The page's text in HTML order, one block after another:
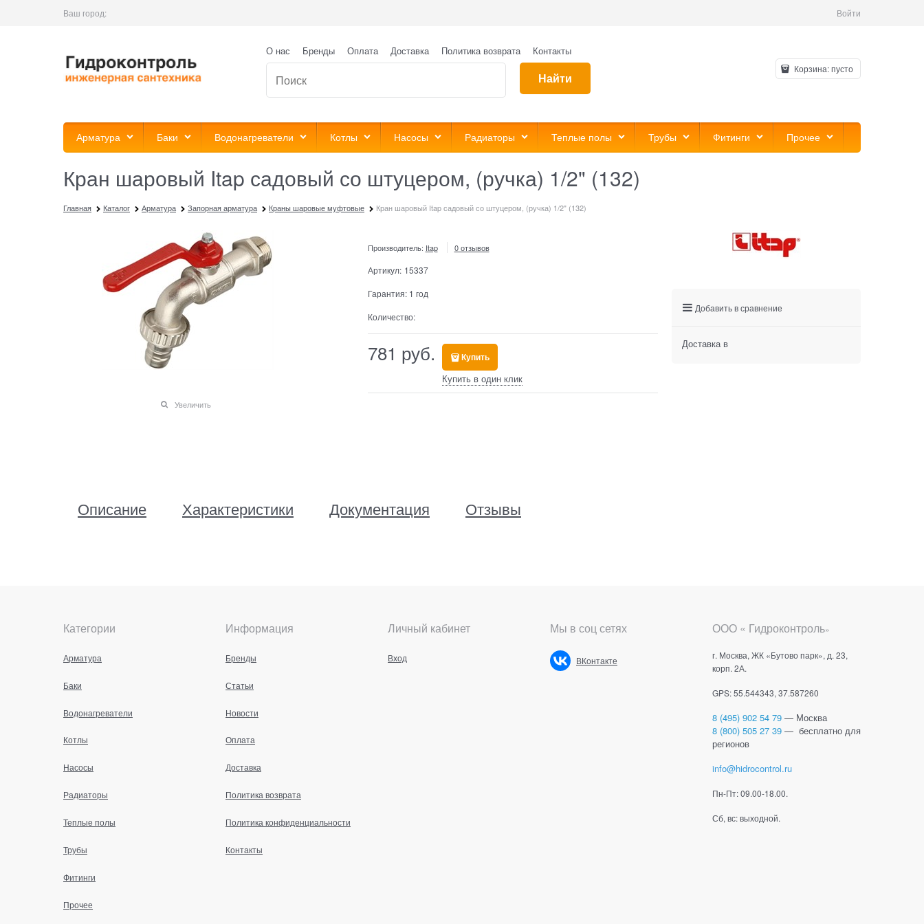
Ваш город: Войти
О нас Бренды Оплата Доставка Политика возврата Контакты
Найти
Корзина:пусто
Арматура Баки Водонагреватели Котлы Насосы Радиаторы Теплые полы Трубы Фитинги Прочее
Кран шаровый Itap садовый со штуцером, (ручка) 1/2" (132)
Главная Каталог Арматура Запорная арматура Краны шаровые муфтовые Кран шаровый Itap садовый со штуцером, (ручка) 1/2" (132)
Увеличить
Производитель: Itap 0 отзывов
Артикул: 15337
Гарантия: 1 год
Количество:
781 руб. Купить
Купить в один клик
Описание Характеристики Документация Отзывы
Добавить в сравнение
Доставка в
Категории
Арматура
Баки
Водонагреватели
Котлы
Насосы
Радиаторы
Теплые полы
Трубы
Фитинги
Прочее
Информация
Бренды
Статьи
Новости
Оплата
Доставка
Политика возврата
Политика конфиденциальности
Контакты
Личный кабинет
Вход
Мы в соц сетях
ВКонтакте
ООО « Гидроконтроль»
г. Москва, ЖК «Бутово парк», д. 23,
корп. 2А.
GPS: 55.544343, 37.587260
8 (495) 902 54 79 — Москва
8 (800) 505 27 39 — бесплатно для
регионов
info@hidrocontrol.ru
Пн-Пт: 09.00-18.00.
Сб, вс: выходной.